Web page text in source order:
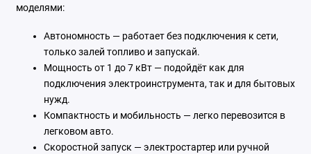
моделями:
Автономность — работает без подключения к сети,
только залей топливо и запускай.
Мощность от 1 до 7 кВт — подойдёт как для
подключения электроинструмента, так и для бытовых
нужд.
Компактность и мобильность — легко перевозится в
легковом авто.
Скоростной запуск — электростартер или ручной